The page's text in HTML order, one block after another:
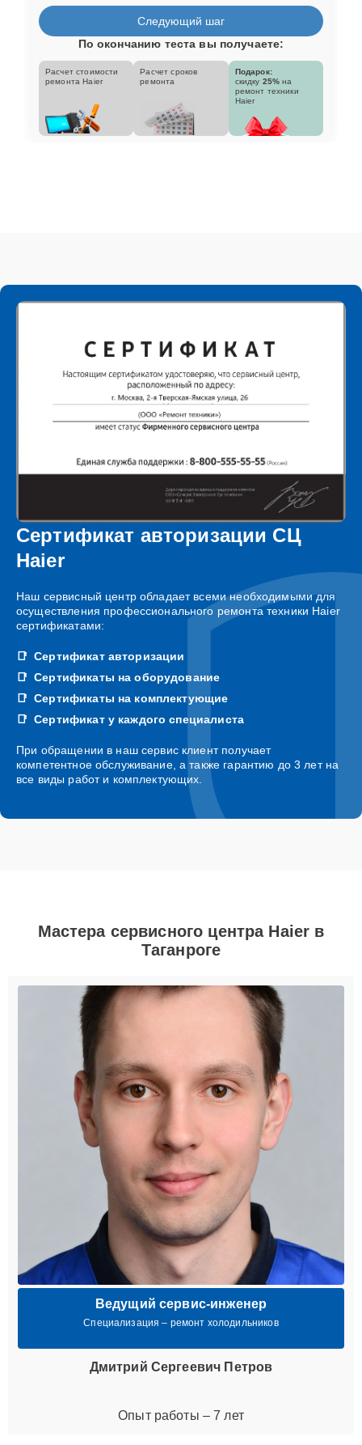
Следующий шаг
По окончанию теста вы получаете:
Расчет стоимости
ремонта Haier
Расчет сроков
ремонта
Подарок:
скидку 25% на
ремонт техники
Haier
Сертификат авторизации СЦ
Haier
Наш сервисный центр обладает всеми необходимыми для
осуществления профессионального ремонта техники Haier
сертификатами:
Сертификат авторизации
Сертификаты на оборудование
Сертификаты на комплектующие
Сертификат у каждого специалиста
При обращении в наш сервис клиент получает
компетентное обслуживание, а также гарантию до 3 лет на
все виды работ и комплектующих.
Мастера сервисного центра Haier в
Таганроге
Ведущий сервис-инженер
Специализация – ремонт холодильников
Дмитрий Сергеевич Петров
Опыт работы – 7 лет